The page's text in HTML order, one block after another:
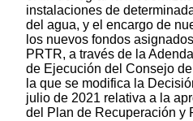
instalaciones de
del agua, y el encargo de
los nuevos fondos
PRTR, a través de la
de Ejecución del Consejo
la que se modifica la
julio de 2021 relativa a la
del Plan de Recuperación y